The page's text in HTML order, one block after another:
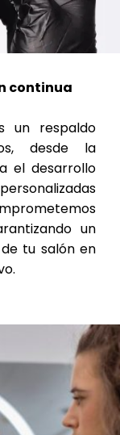
continua
un respaldo
desde la
el desarrollo
un
tu salón en